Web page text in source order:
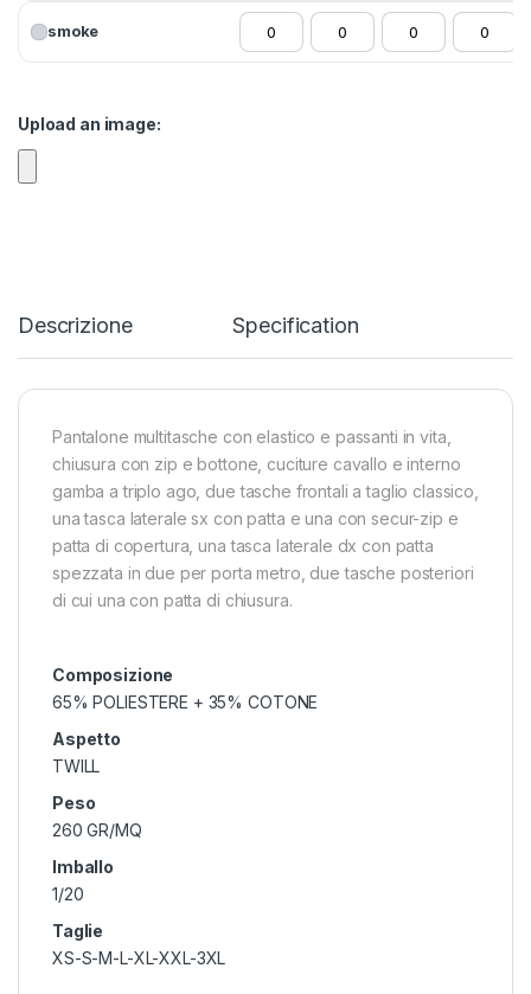
smoke
Upload an image:
Descrizione Specification
Pantalone multitasche con elastico e passanti in vita,
chiusura con zip e bottone, cuciture cavallo e interno
gamba a triplo ago, due tasche frontali a taglio classico,
una tasca laterale sx con patta e una con secur-zip e
patta di copertura, una tasca laterale dx con patta
spezzata in due per porta metro, due tasche posteriori
di cui una con patta di chiusura.
Composizione
65% POLIESTERE + 35% COTONE
Aspetto
TWILL
Peso
260 GR/MQ
Imballo
1/20
Taglie
XS-S-M-L-XL-XXL-3XL